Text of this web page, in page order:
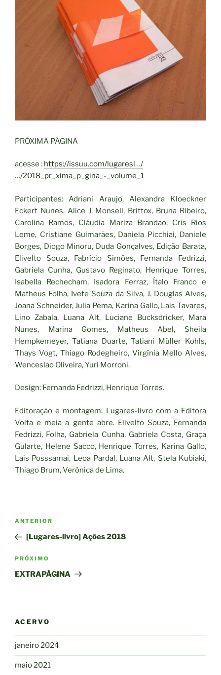
PRÓXIMA PÁGINA
acesse : https://issuu.com/lugaresl…/
…/2018_pr_xima_p_gina_-_volume_1
Participantes: Adriani Araujo, Alexandra Kloeckner
Eckert Nunes, Alice J. Monsell, Brittox, Bruna Ribeiro,
Carolina Ramos, Cláudia Mariza Brandão, Cris Rios
Leme, Cristiane Guimarães, Daniela Picchiai, Daniele
Borges, Diogo Minoru, Duda Gonçalves, Edição Barata,
Elivelto Souza, Fabrício Simões, Fernanda Fedrizzi,
Gabriela Cunha, Gustavo Reginato, Henrique Torres,
Isabella Rechecham, Isadora Ferraz, Ítalo Franco e
Matheus Folha, Ivete Souza da Silva, J. Douglas Alves,
Joana Schneider, Julia Pema, Karina Gallo, Lais Tavares,
Lino Zabala, Luana Alt, Luciane Bucksdricker, Mara
Nunes, Marina Gomes, Matheus Abel, Sheila
Hempkemeyer, Tatiana Duarte, Tatiani Müller Kohls,
Thays Vogt, Thiago Rodegheiro, Virgínia Mello Alves,
Wenceslao Oliveira, Yuri Morroni.
Design: Fernanda Fedrizzi, Henrique Torres.
Editoração e montagem: Lugares-livro com a Editora
Volta e meia a gente abre. Elivelto Souza, Fernanda
Fedrizzi, Folha, Gabriela Cunha, Gabriela Costa, Graça
Gularte, Helene Sacco, Henrique Torres, Karina Gallo,
Lais Posssamai, Leoa Pardal, Luana Alt, Stela Kubiaki,
Thiago Brum, Verônica de Lima.
Navegação
Post
Post
anterior
ANTERIOR
[Lugares-livro] Ações 2018
Próximo
post
PRÓXIMO
EXTRAPÁGINA
ACERVO
janeiro 2024
maio 2021